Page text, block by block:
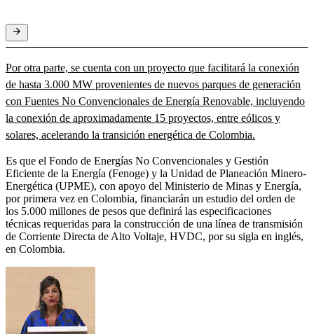
Por otra parte, se cuenta con un proyecto que facilitará la conexión
de hasta 3.000 MW provenientes de nuevos parques de generación
con Fuentes No Convencionales de Energía Renovable, incluyendo
la conexión de aproximadamente 15 proyectos, entre eólicos y
solares, acelerando la transición energética de Colombia.
Es que el Fondo de Energías No Convencionales y Gestión
Eficiente de la Energía (Fenoge) y la Unidad de Planeación Minero-
Energética (UPME), con apoyo del Ministerio de Minas y Energía,
por primera vez en Colombia, financiarán un estudio del orden de
los 5.000 millones de pesos que definirá las especificaciones
técnicas requeridas para la construcción de una línea de transmisión
de Corriente Directa de Alto Voltaje, HVDC, por su sigla en inglés,
en Colombia.